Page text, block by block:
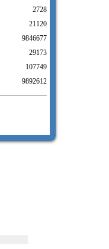
2728
21120
9846677
29173
107749
9892612